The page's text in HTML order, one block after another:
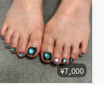
¥7,000